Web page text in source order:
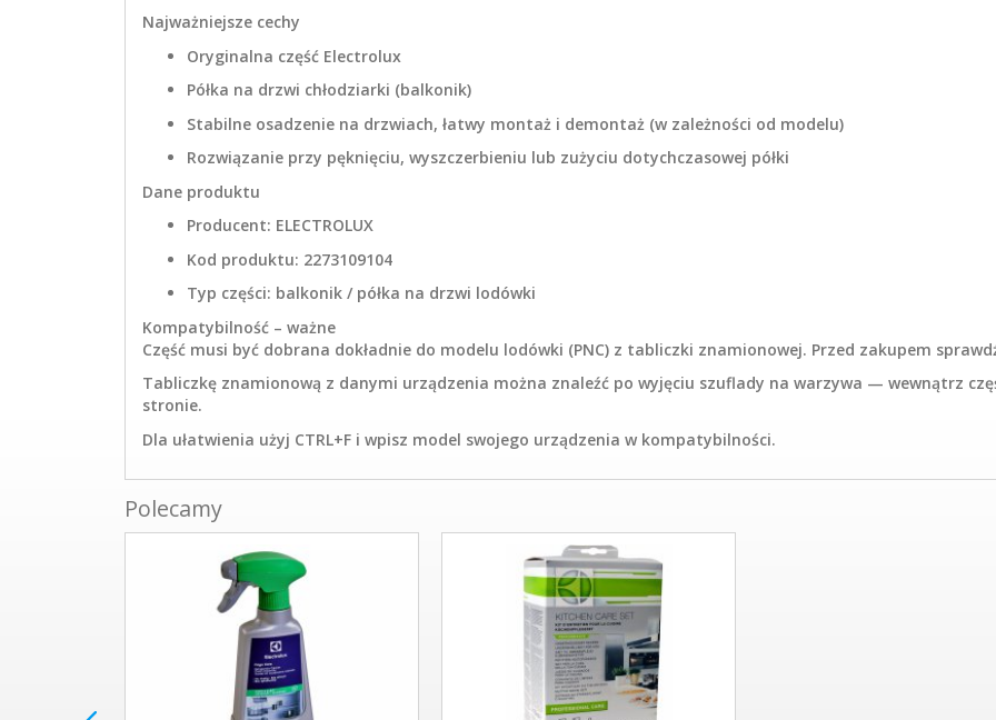
Najważniejsze cechy
Oryginalna część Electrolux
Półka na drzwi chłodziarki (balkonik)
Stabilne osadzenie na drzwiach, łatwy montaż i demontaż (w zależności od modelu)
Rozwiązanie przy pęknięciu, wyszczerbieniu lub zużyciu dotychczasowej półki
Dane produktu
Producent: ELECTROLUX
Kod produktu: 2273109104
Typ części: balkonik / półka na drzwi lodówki
Kompatybilność – ważne
Część musi być dobrana dokładnie do modelu lodówki (PNC) z tabliczki znamionowej. Przed zakupem
Tabliczkę znamionową z danymi urządzenia można znaleźć po wyjęciu szuflady na warzywa — wewnątrz
stronie.
Dla ułatwienia użyj CTRL+F i wpisz model swojego urządzenia w kompatybilności.
Polecamy